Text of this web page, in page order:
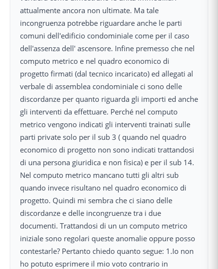
attualmente ancora non ultimate. Ma tale
incongruenza potrebbe riguardare anche le parti
comuni dell'edificio condominiale come per il caso
dell'assenza dell' ascensore. Infine premesso che nel
computo metrico e nel quadro economico di
progetto firmati (dal tecnico incaricato) ed allegati al
verbale di assemblea condominiale ci sono delle
discordanze per quanto riguarda gli importi ed anche
gli interventi da effettuare. Perché nel computo
metrico vengono indicati gli interventi trainati sulle
parti private solo per il sub 3 ( quando nel quadro
economico di progetto non sono indicati trattandosi
di una persona giuridica e non fisica) e per il sub 14.
Nel computo metrico mancano tutti gli altri sub
quando invece risultano nel quadro economico di
progetto. Quindi mi sembra che ci siano delle
discordanze e delle incongruenze tra i due
documenti. Trattandosi di un un computo metrico
iniziale sono regolari queste anomalie oppure posso
contestarle? Pertanto chiedo quanto segue: 1.Io non
ho potuto esprimere il mio voto contrario in